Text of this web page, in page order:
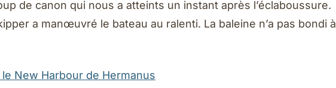
de canon qui nous a atteints un instant après l’éclaboussure.
a manœuvré le bateau au ralenti. La baleine n’a pas bondi à
New Harbour de Hermanus